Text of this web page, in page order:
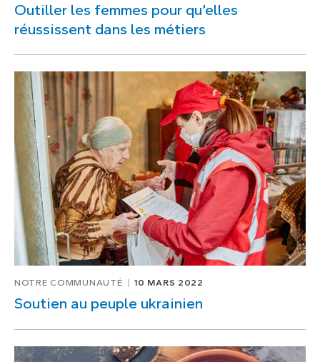
Outiller les femmes pour qu’elles
réussissent dans les métiers
NOTRE COMMUNAUTÉ 10 MARS 2022
Soutien au peuple ukrainien